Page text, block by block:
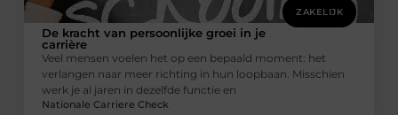
ZAKELIJK
De kracht van persoonlijke groei in je
carrière
Veel mensen voelen het op een bepaald moment: het
verlangen naar meer richting in hun loopbaan. Misschien
werk je al jaren in dezelfde functie en
Nationale Carriere Check